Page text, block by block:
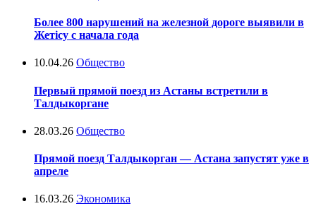
Более 800 нарушений на железной дороге выявили в
Жетісу с начала года
10.04.26 Общество
Первый прямой поезд из Астаны встретили в
Талдыкоргане
28.03.26 Общество
Прямой поезд Талдыкорган — Астана запустят уже в
апреле
16.03.26 Экономика